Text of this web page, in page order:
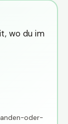
wo du im
oder-